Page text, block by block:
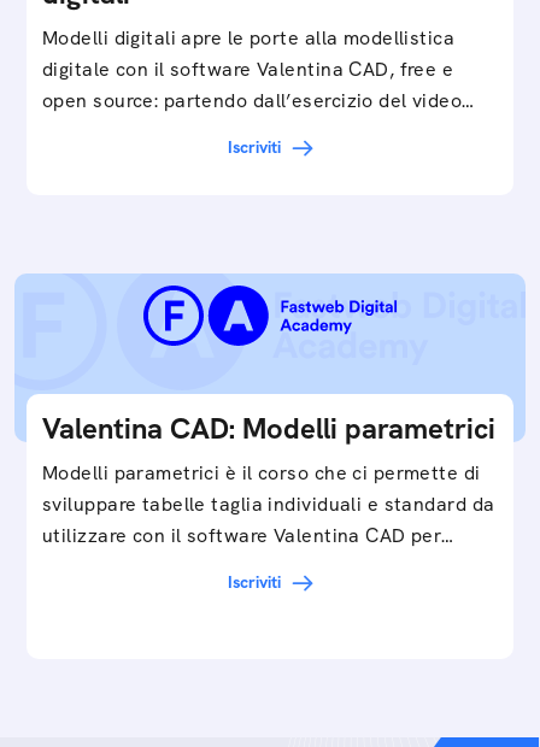
Modelli digitali apre le porte alla modellistica
digitale con il software Valentina CAD, free e
open source: partendo dall’esercizio del video…
Iscriviti
Valentina CAD: Modelli parametrici
Modelli parametrici è il corso che ci permette di
sviluppare tabelle taglia individuali e standard da
utilizzare con il software Valentina CAD per…
Iscriviti